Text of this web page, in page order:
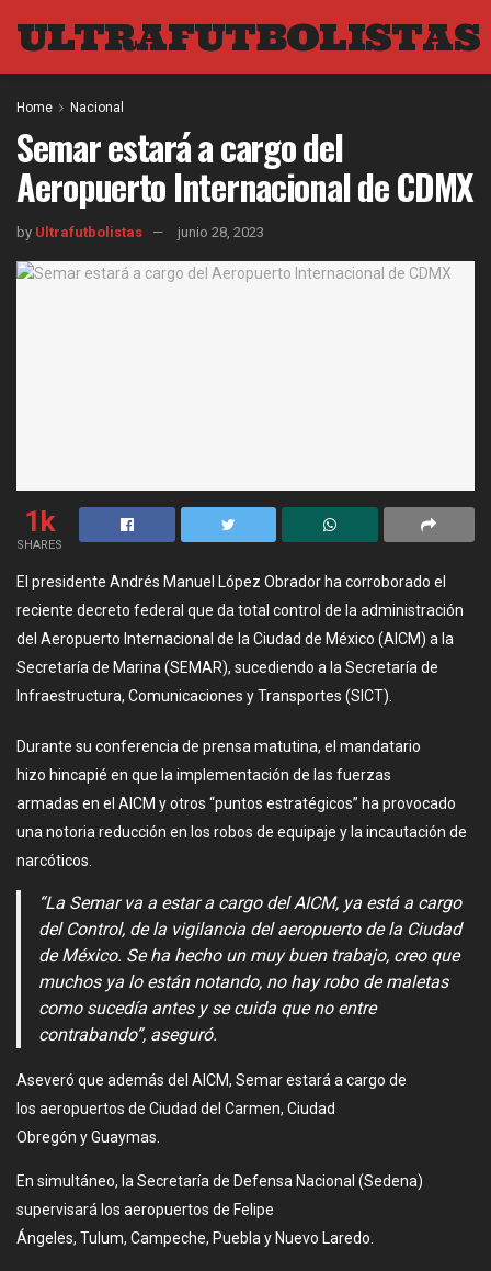
ULTRAFUTBOLISTAS
Home Nacional
Semar estará a cargo del
Aeropuerto Internacional de CDMX
by Ultrafutbolistas junio 28, 2023
1k
SHARES
El presidente Andrés Manuel López Obrador ha corroborado el
reciente decreto federal que da total control de la administración
del Aeropuerto Internacional de la Ciudad de México (AICM) a la
Secretaría de Marina (SEMAR), sucediendo a la Secretaría de
Infraestructura, Comunicaciones y Transportes (SICT).
Durante su conferencia de prensa matutina, el mandatario
hizo hincapié en que la implementación de las fuerzas
armadas en el AICM y otros “puntos estratégicos” ha provocado
una notoria reducción en los robos de equipaje y la incautación de
narcóticos.
“La Semar va a estar a cargo del AICM, ya está a cargo
del Control, de la vigilancia del aeropuerto de la Ciudad
de México. Se ha hecho un muy buen trabajo, creo que
muchos ya lo están notando, no hay robo de maletas
como sucedía antes y se cuida que no entre
contrabando”, aseguró.
Aseveró que además del AICM, Semar estará a cargo de
los aeropuertos de Ciudad del Carmen, Ciudad
Obregón y Guaymas.
En simultáneo, la Secretaría de Defensa Nacional (Sedena)
supervisará los aeropuertos de Felipe
Ángeles, Tulum, Campeche, Puebla y Nuevo Laredo.